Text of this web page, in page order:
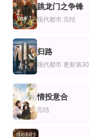
7
跳龙门之争锋
现代都市 完结
8
归路
现代都市 更新第
9
情投意合
完结